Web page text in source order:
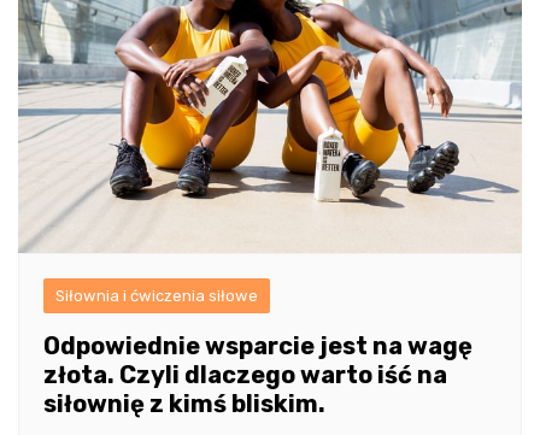
Siłownia i ćwiczenia siłowe
Odpowiednie wsparcie jest na wagę
złota. Czyli dlaczego warto iść na
siłownię z kimś bliskim.